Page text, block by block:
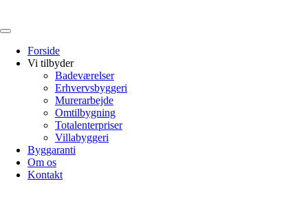
Forside
Vi tilbyder
Badeværelser
Erhvervsbyggeri
Murerarbejde
Omtilbygning
Totalenterpriser
Villabyggeri
Byggaranti
Om os
Kontakt